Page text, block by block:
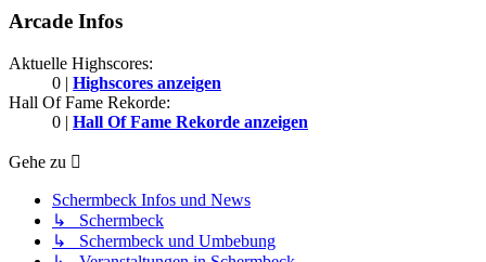
Arcade Infos
Aktuelle Highscores:
0 | Highscores anzeigen
Hall Of Fame Rekorde:
0 | Hall Of Fame Rekorde anzeigen
Gehe zu
Schermbeck Infos und News
↳ Schermbeck
↳ Schermbeck und Umbebung